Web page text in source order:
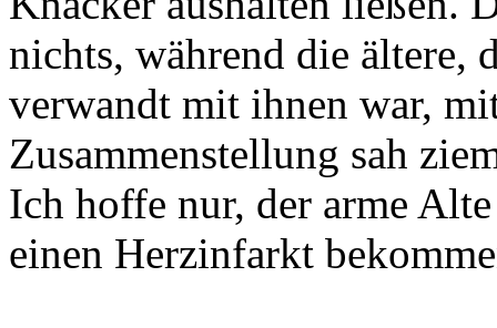
nichts, während die ältere,
verwandt mit ihnen war,
Zusammenstellung sah
Ich hoffe nur, der arme
einen Herzinfarkt